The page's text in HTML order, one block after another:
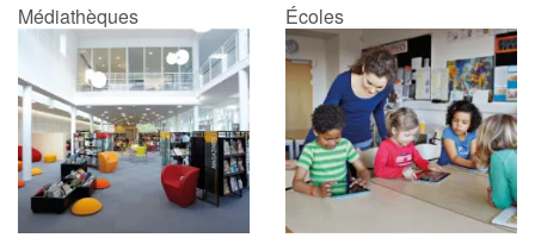
Accueil
Famille
Écoles
Médiathèques
Médiathèques Écoles